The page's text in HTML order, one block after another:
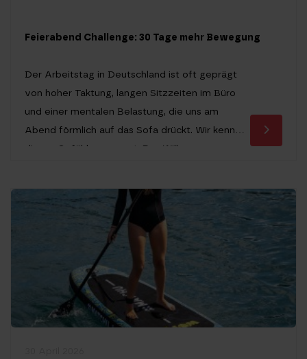
Feierabend Challenge: 30 Tage mehr Bewegung
Der Arbeitstag in Deutschland ist oft geprägt
von hoher Taktung, langen Sitzzeiten im Büro
und einer mentalen Belastung, die uns am
Abend förmlich auf das Sofa drückt. Wir kennen
dieses Gefühl nur zu gut: Der Wille war morgens
Kommando. Dabei ist […]